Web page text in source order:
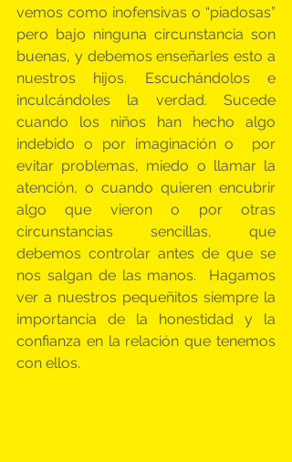
vemos como inofensivas o “piadosas”
pero bajo ninguna circunstancia son
buenas, y debemos enseñarles esto a
nuestros hijos. Escuchándolos e
inculcándoles la verdad. Sucede
cuando los niños han hecho algo
indebido o por imaginación o  por
evitar problemas, miedo o llamar la
atención, o cuando quieren encubrir
algo que vieron o por otras
circunstancias sencillas, que
debemos controlar antes de que se
nos salgan de las manos.  Hagamos
ver a nuestros pequeñitos siempre la
importancia de la honestidad y la
confianza en la relación que tenemos
con ellos.